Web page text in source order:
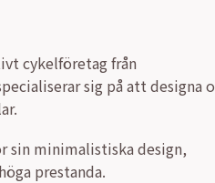
cykelföretag från
sig på att designa
sin minimalistiska design,
prestanda.